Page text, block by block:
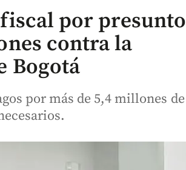
por presunto
contra la
Bogotá
por más de 5,4 millones de